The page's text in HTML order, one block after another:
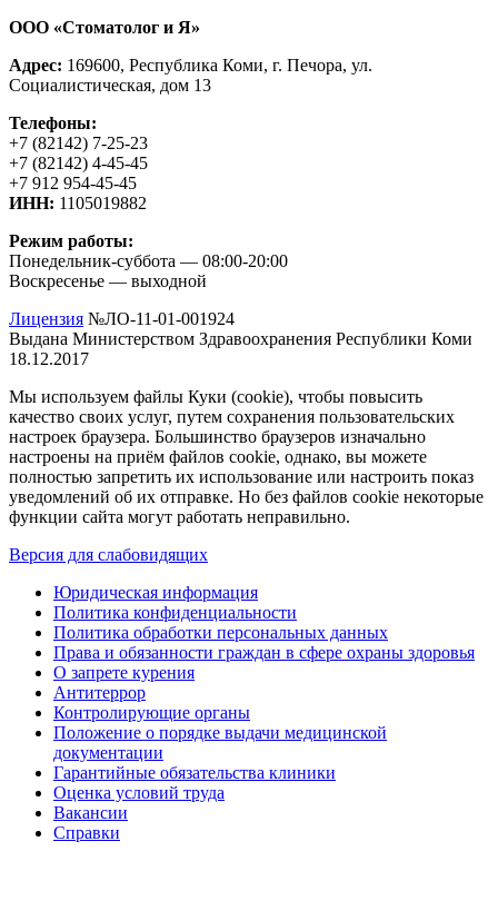
ООО «Стоматолог и Я»
Адрес: 169600, Республика Коми, г. Печора, ул.
Социалистическая, дом 13
Телефоны:
+7 (82142) 7-25-23
+7 (82142) 4-45-45
+7 912 954-45-45
ИНН: 1105019882
Режим работы:
Понедельник-суббота — 08:00-20:00
Воскресенье — выходной
Лицензия №ЛО-11-01-001924
Выдана Министерством Здравоохранения Республики Коми
18.12.2017
Мы используем файлы Куки (cookie), чтобы повысить
качество своих услуг, путем сохранения пользовательских
настроек браузера. Большинство браузеров изначально
настроены на приём файлов cookie, однако, вы можете
полностью запретить их использование или настроить показ
уведомлений об их отправке. Но без файлов cookie некоторые
функции сайта могут работать неправильно.
Версия для слабовидящих
Юридическая информация
Политика конфиденциальности
Политика обработки персональных данных
Права и обязанности граждан в сфере охраны здоровья
О запрете курения
Антитеррор
Контролирующие органы
Положение о порядке выдачи медицинской
документации
Гарантийные обязательства клиники
Оценка условий труда
Вакансии
Справки